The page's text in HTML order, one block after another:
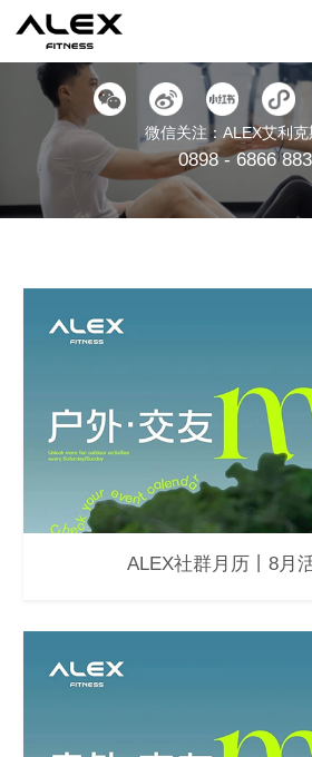
微信关注：ALEX艾利
0898 - 6866
ALEX社群月历丨8月